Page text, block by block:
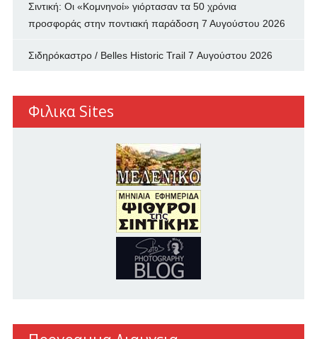
Σιντική: Οι «Κομνηνοί» γιόρτασαν τα 50 χρόνια
προσφοράς στην ποντιακή παράδοση 7 Αυγούστου 2026
Σιδηρόκαστρο / Belles Historic Trail 7 Αυγούστου 2026
Φιλικα Sites